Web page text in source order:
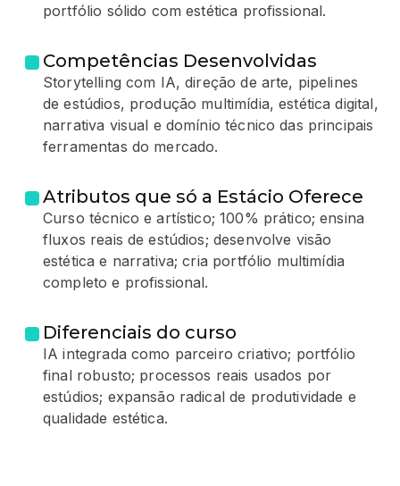
portfólio sólido com estética profissional.
Competências Desenvolvidas
Storytelling com IA, direção de arte, pipelines
de estúdios, produção multimídia, estética digital,
narrativa visual e domínio técnico das principais
ferramentas do mercado.
Atributos que só a Estácio Oferece
Curso técnico e artístico; 100% prático; ensina
fluxos reais de estúdios; desenvolve visão
estética e narrativa; cria portfólio multimídia
completo e profissional.
Diferenciais do curso
IA integrada como parceiro criativo; portfólio
final robusto; processos reais usados por
estúdios; expansão radical de produtividade e
qualidade estética.